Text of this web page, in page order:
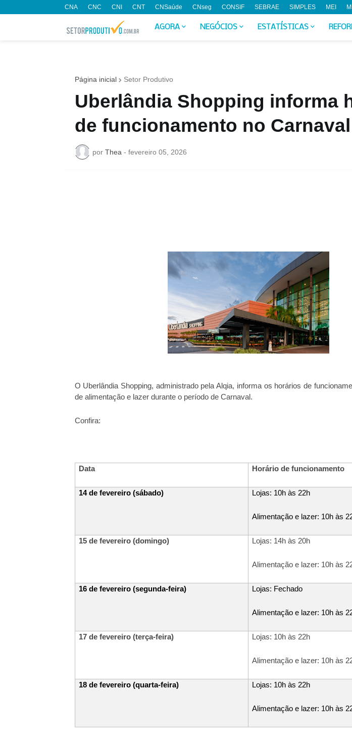
CNA CNC CNI CNT CNSaúde CNseg CONSIF SEBRAE SIMPLES MEI
AGORA NEGÓCIOS ESTATÍSTICAS
Página inicial Setor Produtivo
Uberlândia Shopping informa
de funcionamento no Carnaval
por Thea - fevereiro 05, 2026
O Uberlândia Shopping, administrado pela Alqia, informa os horários de
de alimentação e lazer durante o período de Carnaval.
Confira:
Data Horário de funcionamento
14 de fevereiro (sábado) Lojas: 10h às 22h
Alimentação e lazer: 10h às
15 de fevereiro (domingo) Lojas: 14h às 20h
Alimentação e lazer: 10h às
16 de fevereiro (segunda-feira) Lojas: Fechado
Alimentação e lazer: 10h às
17 de fevereiro (terça-feira) Lojas: 10h às 22h
Alimentação e lazer: 10h às
18 de fevereiro (quarta-feira) Lojas: 10h às 22h
Alimentação e lazer: 10h às